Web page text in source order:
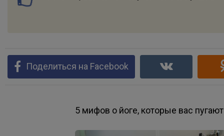
Поделиться на Facebook
5 мифов о йоге, которые вас пугают